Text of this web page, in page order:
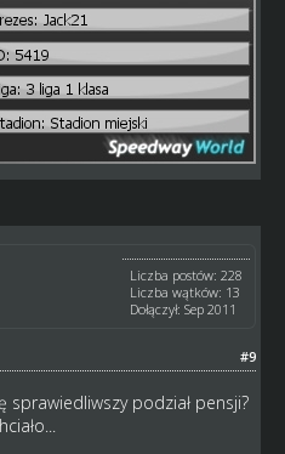
Liczba postów: 228
Liczba wątków: 13
Dołączył: Sep 2011
#9
podział pensji?